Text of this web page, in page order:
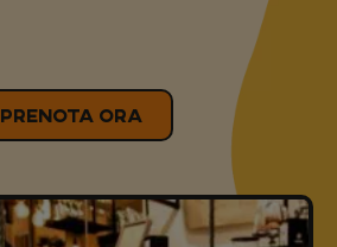
PRENOTA ORA